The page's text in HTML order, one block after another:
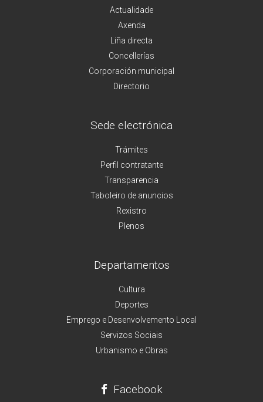
Actualidade
Axenda
Liña directa
Concellerías
Corporación municipal
Directorio
Sede electrónica
Trámites
Perfil contratante
Transparencia
Taboleiro de anuncios
Rexistro
Plenos
Departamentos
Cultura
Deportes
Emprego e Desenvolvemento Local
Servizos Sociais
Urbanismo e Obras
Facebook